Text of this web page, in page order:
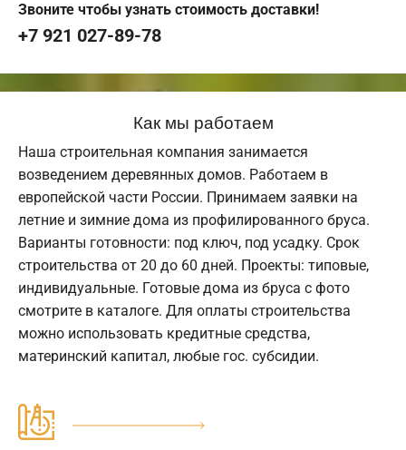
Звоните чтобы узнать стоимость доставки!
+7 921 027-89-78
Как мы работаем
Наша строительная компания занимается
возведением деревянных домов. Работаем в
европейской части России. Принимаем заявки на
летние и зимние дома из профилированного бруса.
Варианты готовности: под ключ, под усадку. Срок
строительства от 20 до 60 дней. Проекты: типовые,
индивидуальные. Готовые дома из бруса с фото
смотрите в каталоге. Для оплаты строительства
можно использовать кредитные средства,
материнский капитал, любые гос. субсидии.